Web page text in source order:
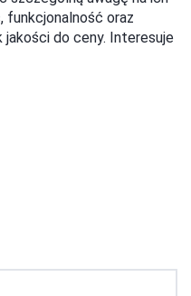
funkcjonalność oraz
jakości do ceny. Interesuje